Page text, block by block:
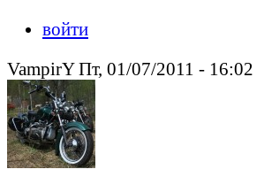
войти
VampirY Пт, 01/07/2011 - 16:02